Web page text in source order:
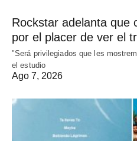
Rockstar adelanta que
por el placer de ver el
"Será privilegiados que les
el estudio
Ago 7, 2026